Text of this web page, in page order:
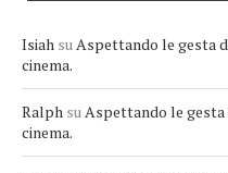
Isiah suAspettando le gesta
cinema.
Ralph suAspettando le gesta
cinema.